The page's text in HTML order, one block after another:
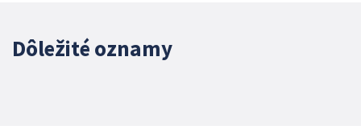
Dôležité oznamy